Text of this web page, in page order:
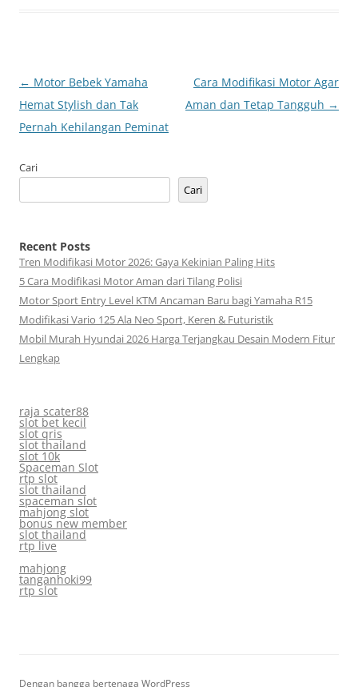
Navigasi
Tulisan
← Motor Bebek Yamaha
Hemat Stylish dan Tak
Pernah Kehilangan Peminat
Cara Modifikasi Motor Agar
Aman dan Tetap Tangguh →
Cari
Cari
Recent Posts
Tren Modifikasi Motor 2026: Gaya Kekinian Paling Hits
5 Cara Modifikasi Motor Aman dari Tilang Polisi
Motor Sport Entry Level KTM Ancaman Baru bagi Yamaha R15
Modifikasi Vario 125 Ala Neo Sport, Keren & Futuristik
Mobil Murah Hyundai 2026 Harga Terjangkau Desain Modern Fitur
Lengkap
raja scater88
slot bet kecil
slot qris
slot thailand
slot 10k
Spaceman Slot
rtp slot
slot thailand
spaceman slot
mahjong slot
bonus new member
slot thailand
rtp live
mahjong
tanganhoki99
rtp slot
Dengan bangga bertenaga WordPress